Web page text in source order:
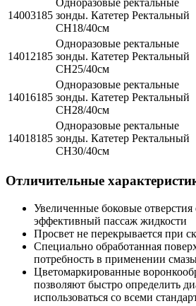
14003185
Одноразовые ректальные
зонды. Катетер Ректальный
СН18/40см
14012185
Одноразовые ректальные
зонды. Катетер Ректальный
СН25/40см
14016185
Одноразовые ректальные
зонды. Катетер Ректальный
СН28/40см
14018185
Одноразовые ректальные
зонды. Катетер Ректальный
СН30/40см
Отличительные
Увеличенные боковые
эффективный пассаж жидкости
Просвет не перекрывается при
Специально обработанная
потребность в применении
Цветомаркированные
позволяют быстро определить
использоваться со всеми